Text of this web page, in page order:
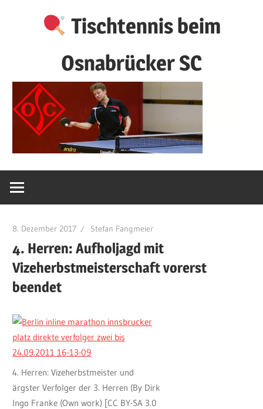
Tischtennis beim
Osnabrücker SC
8. Dezember 2017 Stefan Fangmeier
4. Herren: Aufholjagd mit
Vizeherbstmeisterschaft vorerst
beendet
4. Herren: Vizeherbstmeister und
ärgster Verfolger der 3. Herren (By Dirk
Ingo Franke (Own work) [CC BY-SA 3.0